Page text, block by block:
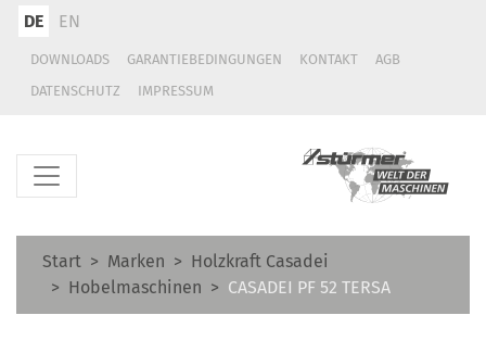
DE EN
DOWNLOADS GARANTIEBEDINGUNGEN KONTAKT
AGB
DATENSCHUTZ
IMPRESSUM
Start Marken
Holzkraft Casadei
Hobelmaschinen
CASADEI PF 52 TERSA